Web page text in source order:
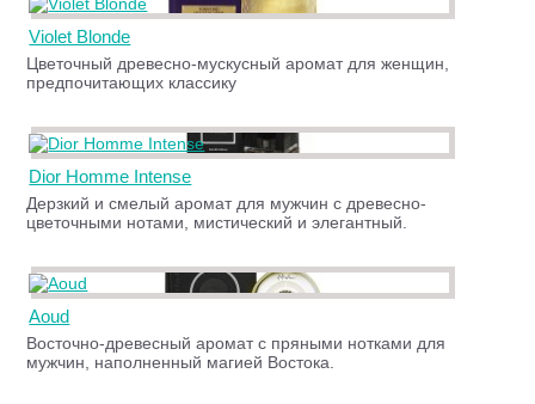
Violet Blonde
Цветочный древесно-мускусный аромат для женщин,
предпочитающих классику
Dior Homme Intense
Дерзкий и смелый аромат для мужчин с древесно-
цветочными нотами, мистический и элегантный.
Aoud
Восточно-древесный аромат с пряными нотками для
мужчин, наполненный магией Востока.